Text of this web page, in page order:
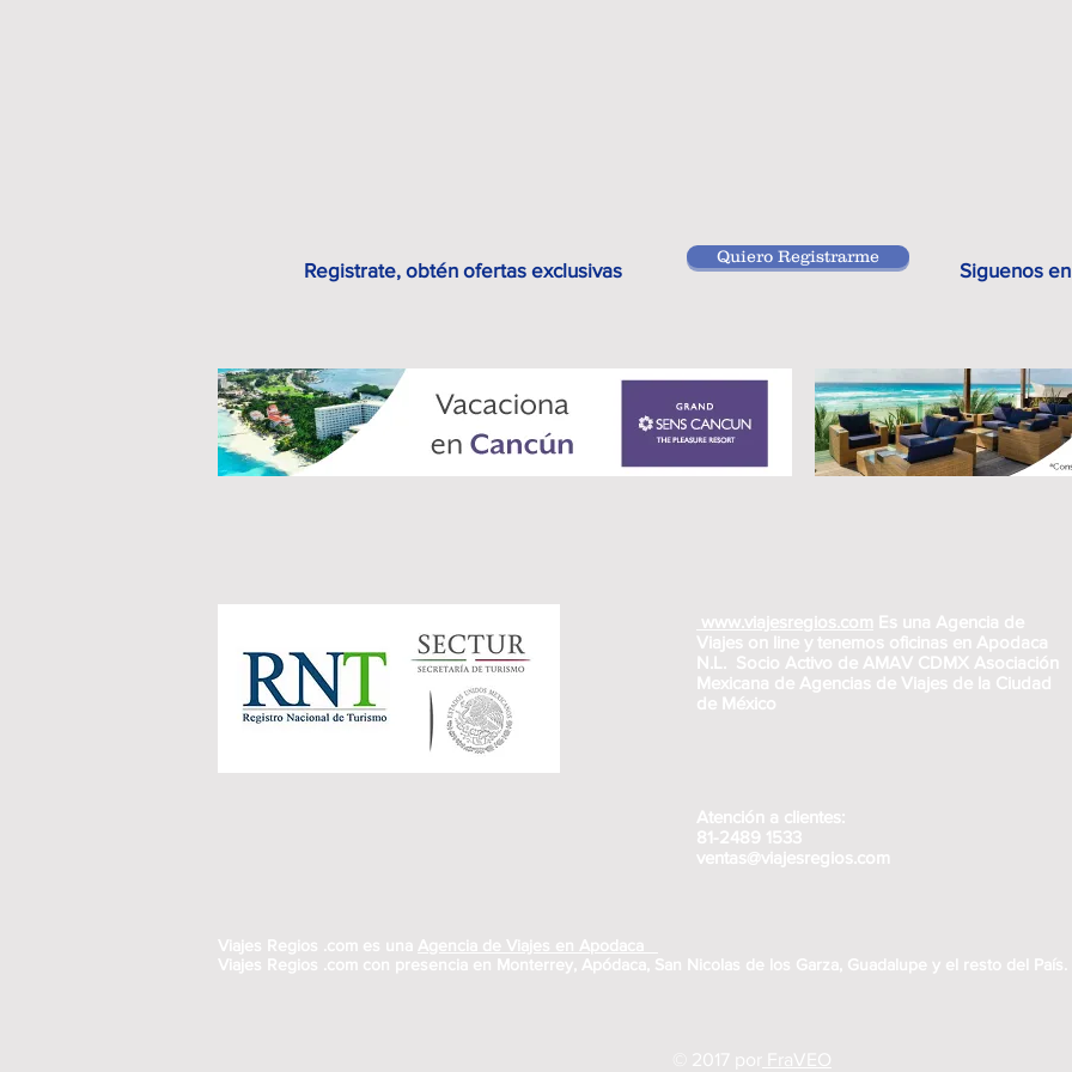
Registrate, obtén ofertas exclusivas
Quiero Registrarme
Siguenos
www.viajesregios.com Es una Agencia de
Viajes on line y tenemos oficinas en Apodaca
N.L. Socio Activo de AMAV CDMX Asociación
Mexicana de Agencias de Viajes de la Ciudad
de México
Atención a clientes:
81-2489 1533
ventas@viajesregios.com
Viajes Regios .com es una Agencia de Viajes en Apodaca
Viajes Regios .com con presencia en Monterrey, Apódaca, San Nicolas de los Garza, Guadalupe y el resto del País.
© 2017 por FraVEO